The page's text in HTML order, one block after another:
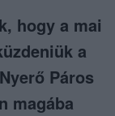
hogy a mai
a
Páros
magába